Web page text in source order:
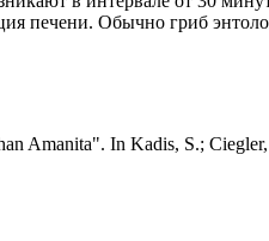
печени. Обычно гриб
Amanita". In Kadis, S.;